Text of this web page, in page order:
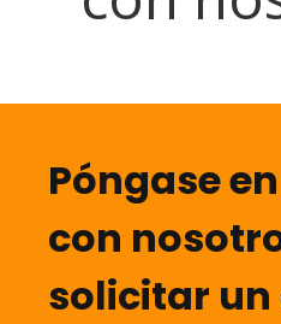
Póngase
con
solicitar